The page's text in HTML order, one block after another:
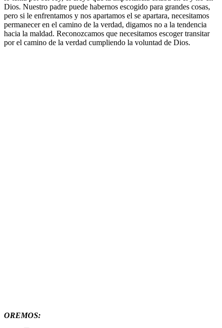
Dios. Nuestro padre puede habernos escogido para grandes cosas,
pero si le enfrentamos y nos apartamos el se apartara, necesitamos
permanecer en el camino de la verdad, digamos no a la tendencia
hacia la maldad. Reconozcamos que necesitamos escoger transitar
por el camino de la verdad cumpliendo la voluntad de Dios.
OREMOS: